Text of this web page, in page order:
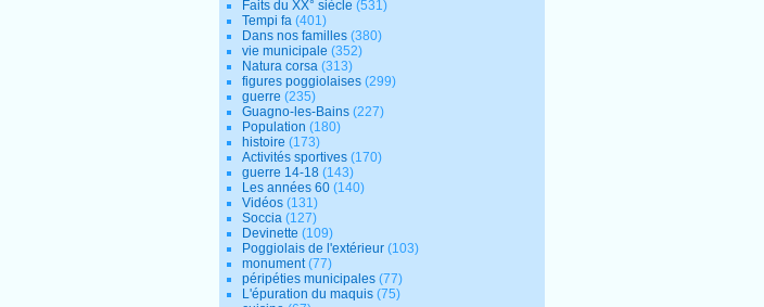
Faits du XX° siècle (531)
Tempi fa (401)
Dans nos familles (380)
vie municipale (352)
Natura corsa (313)
figures poggiolaises (299)
guerre (235)
Guagno-les-Bains (227)
Population (180)
histoire (173)
Activités sportives (170)
guerre 14-18 (143)
Les années 60 (140)
Vidéos (131)
Soccia (127)
Devinette (109)
Poggiolais de l'extérieur (103)
monument(77)
péripéties municipales (77)
L'épuration du maquis (75)